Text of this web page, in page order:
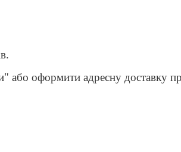
або оформити адресну доставку